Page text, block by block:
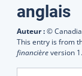
anglais
Auteur :©
This entry is from
financièreversion